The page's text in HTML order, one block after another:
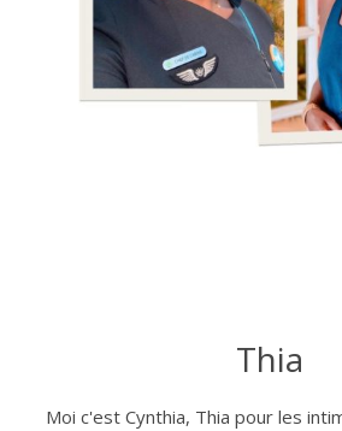
Thia
Moi c'est Cynthia, Thia pour les